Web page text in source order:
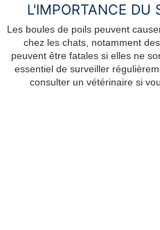
L'IMPORTANCE DU
Les boules de poils peuvent
chez les chats, notamment
peuvent être fatales si elles ne
essentiel de surveiller
consulter un vétérinaire si